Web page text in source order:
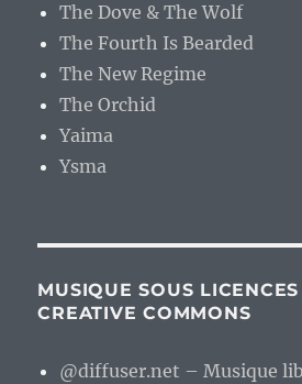
The Dove & The Wolf
The Fourth Is Bearded
The New Regime
The Orchid
Yaima
Ysma
MUSIQUE SOUS
CREATIVE COMMONS
@diffuser.net – Musique